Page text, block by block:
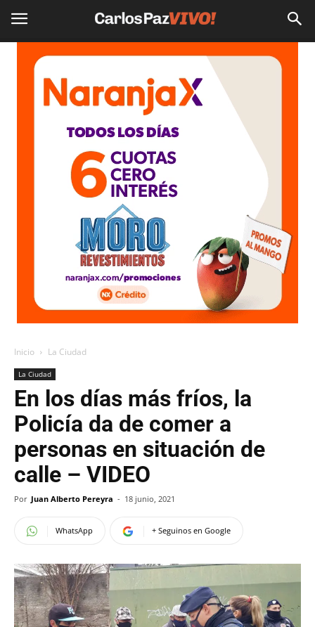
Inicio La Ciudad
La Ciudad
En los días más fríos, la
Policía da de comer a
personas en situación de
calle – VIDEO
Por Juan Alberto Pereyra - 18 junio, 2021
WhatsApp + Seguinos en Google